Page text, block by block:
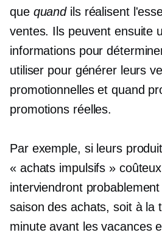
que quandils réalisent
ventes. Ils peuvent ensuite
informations pour
utiliser pour générer leurs
promotionnelles et quand
promotions réelles.
Par exemple, si leurs
« achats impulsifs »
interviendront
saison des achats, soit à la
minute avant les vacances